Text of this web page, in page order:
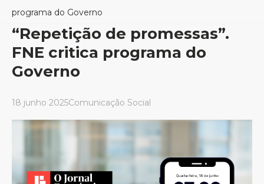
programa do Governo
“Repetição de promessas”.
FNE critica programa do
Governo
18 junho 2025Comunicação Social